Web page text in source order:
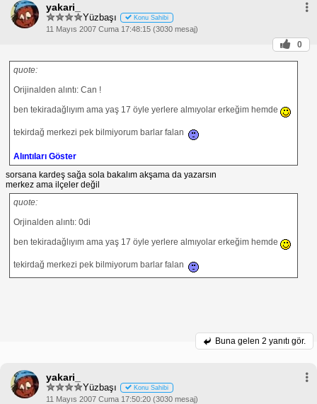
yakari_
Yüzbaşı Konu Sahibi
11 Mayıs 2007 Cuma 17:48:15 (3030 mesaj)
0
quote:
Orijinalden alıntı: Can !
ben tekiradağlıyım ama yaş 17 öyle yerlere almıyolar erkeğim hemde
tekirdağ merkezi pek bilmiyorum barlar falan
Alıntıları Göster
sorsana kardeş sağa sola bakalım akşama da yazarsın
merkez ama ilçeler değil
quote:
Orjinalden alıntı: 0di
ben tekiradağlıyım ama yaş 17 öyle yerlere almıyolar erkeğim hemde
tekirdağ merkezi pek bilmiyorum barlar falan
Buna gelen 2 yanıtı gör.
yakari_
Yüzbaşı Konu Sahibi
11 Mayıs 2007 Cuma 17:50:20 (3030 mesaj)